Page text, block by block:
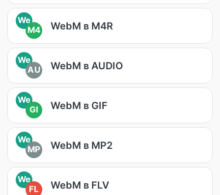
We
M4
WebM в M4R
We
AU
WebM в AUDIO
We
GI
WebM в GIF
We
MP
WebM в MP2
We
FL
WebM в FLV